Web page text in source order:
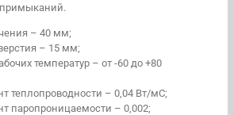
– 40 мм;
– 15 мм;
температур – от -60 до +80
теплопроводности – 0,04 Вт/мС;
паропроницаемости – 0,002;